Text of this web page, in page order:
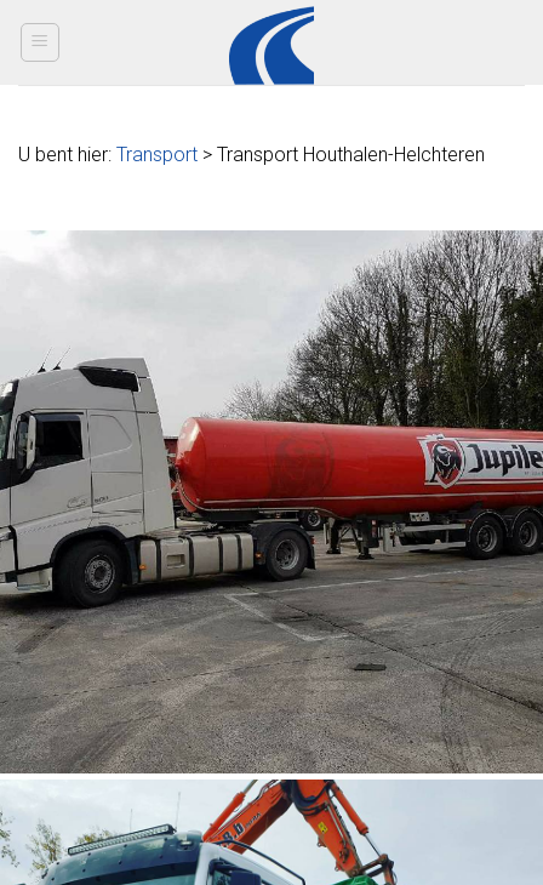
U bent hier: Transport > Transport Houthalen-Helchteren